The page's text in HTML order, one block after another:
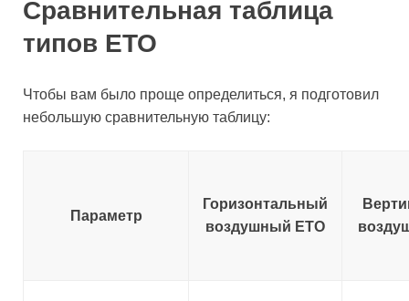
Сравнительная таблица
типов ЕТО
Чтобы вам было проще определиться, я подготовил
небольшую сравнительную таблицу:
Параметр
Горизонтальный
воздушный ЕТО